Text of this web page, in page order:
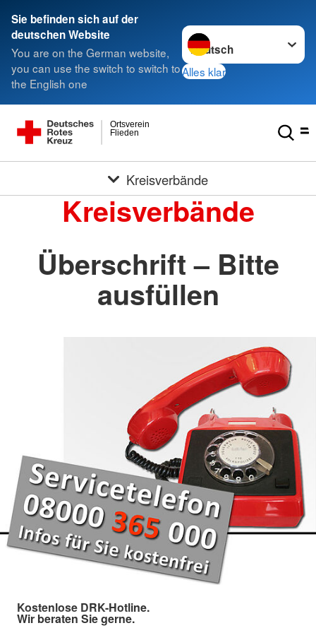
Sie befinden sich auf der
deutschen Website
You are on the German website,
you can use the switch to switch to
the English one
Sprache wechseln zu
Alles klar
Flieden
Ortsverein
Kreisverbände
Kreisverbände
Überschrift – Bitte
ausfüllen
Kostenlose DRK-Hotline.
Wir beraten Sie gerne.